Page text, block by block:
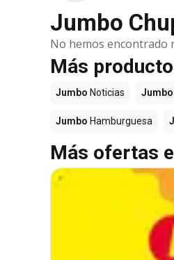
Jumbo
No hemos encontrado
Más
Jumbo Noticias Jumbo
Jumbo Hamburguesa
Más ofertas